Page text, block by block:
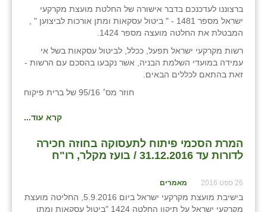
ברצוננו לעדכנכם בדבר אישורה של החלטת מועצת מקרקעי
ישראל מספר 1481 - " ביטול עסקאות ומתן אורכות לביצוען " ,
המבטלת את החלטה מועצה מספר 1424.
רשות מקרקעי ישראל תפעל, ככלל, לביטול עסקאות בשל אי
עמידה במועדי השלמת הבניה, אשר נקבעו בהסכם עם הרשות -
זאת בהתאם לכללים הבאים.
חוזר מס׳ 95/16 של ברית פיקוח
קרא עוד...
המרת הסכמי פיתוח לתעסוקה בחוזה חכירה
לדורות עד 31.12.2016 / בועז מקלר, רו"ח
26 ספט 2016 מאמרים
בישיבת מועצת מקרקעי ישראל ביום 5.9.2016, החליטה מועצת
מקרקעי ישראל על תיקון החלטה 1424 "ביטול עסקאות ומתן
עין חצבה
עמרים
רימונים
רמות השבים
רמת הדר